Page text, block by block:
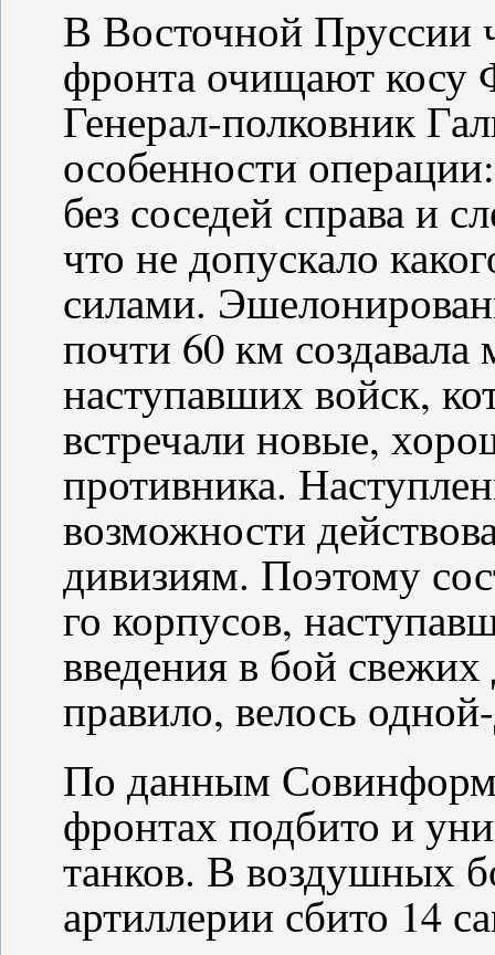
В Восточной Пруссии
фронта очищают косу
Генерал-полковник
особенности
без соседей справа и
что не допускало
силами.
почти 60 км
наступавших войск,
встречали новые,
противника.
возможности
дивизиям. Поэтому
го корпусов,
введения в бой
правило, велось
По данным
фронтах подбито и
танков. В воздушных
артиллерии сбито 14